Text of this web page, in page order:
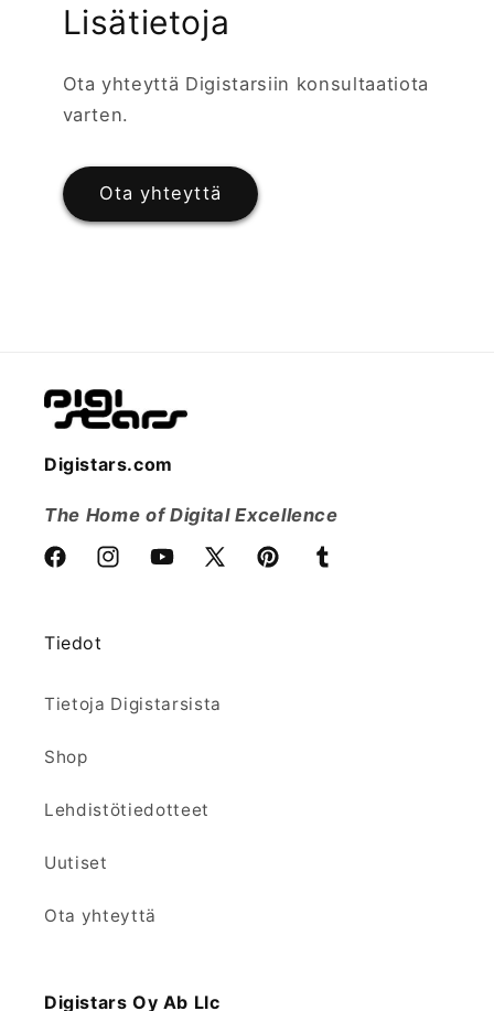
Lisätietoja
Ota yhteyttä Digistarsiin konsultaatiota
varten.
Ota yhteyttä
Digistars.com
The Home of Digital Excellence
FacebookInstagramYouTube
X
PinterestTumblr
Tiedot
Tietoja Digistarsista
Shop
Lehdistötiedotteet
Uutiset
Ota yhteyttä
Digistars Oy Ab Llc